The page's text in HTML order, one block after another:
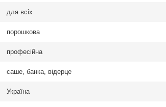
для всіх
порошкова
професійна
саше, банка, відерце
Україна